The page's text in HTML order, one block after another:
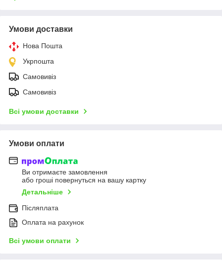
Умови доставки
Нова Пошта
Укрпошта
Самовивіз
Самовивіз
Всі умови доставки
Умови оплати
Ви отримаєте замовлення
або гроші повернуться на вашу картку
Детальніше
Післяплата
Оплата на рахунок
Всі умови оплати